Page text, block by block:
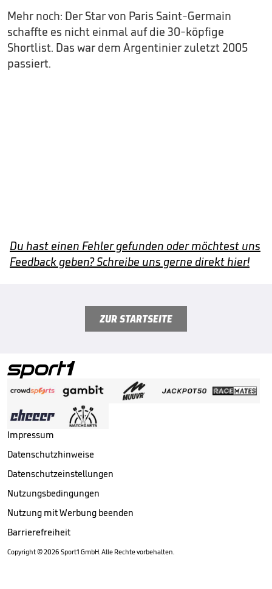
Mehr noch: Der Star von Paris Saint-Germain
schaffte es nicht einmal auf die 30-köpfige
Shortlist. Das war dem Argentinier zuletzt 2005
passiert.
Du hast einen Fehler gefunden oder möchtest uns
Feedback geben? Schreibe uns gerne direkt hier!
ZUR STARTSEITE
Impressum
Datenschutzhinweise
Datenschutzeinstellungen
Nutzungsbedingungen
Nutzung mit Werbung beenden
Barrierefreiheit
Copyright ©2026 Sport1 GmbH. Alle Rechte vorbehalten.